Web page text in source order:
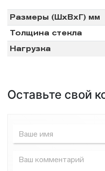
Размеры (ШхВхГ) мм
Толщина стекла
Нагрузка
Оставьте свой